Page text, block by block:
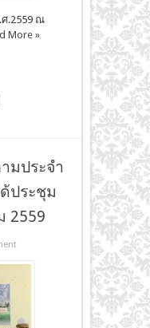
ณ
More »
มประจำ
ประชุม
2559